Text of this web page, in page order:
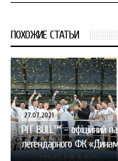
ПОХОЖИЕ СТАТЬИ
27.07.2021
PIT BULL™ – офіційний
легендарного ФК